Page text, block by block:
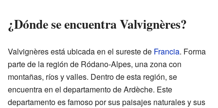
¿Dónde se encuentra Valvignères?
Valvignères está ubicada en el sureste de Francia. Forma
parte de la región de Ródano-Alpes, una zona con
montañas, ríos y valles. Dentro de esta región, se
encuentra en el departamento de Ardèche. Este
departamento es famoso por sus paisajes naturales y sus